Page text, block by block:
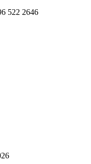
522 2646